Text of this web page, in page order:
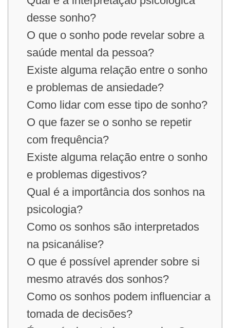
desse sonho?
O que o sonho pode revelar sobre a
saúde mental da pessoa?
Existe alguma relação entre o sonho
e problemas de ansiedade?
Como lidar com esse tipo de sonho?
O que fazer se o sonho se repetir
com frequência?
Existe alguma relação entre o sonho
e problemas digestivos?
Qual é a importância dos sonhos na
psicologia?
Como os sonhos são interpretados
na psicanálise?
O que é possível aprender sobre si
mesmo através dos sonhos?
Como os sonhos podem influenciar a
tomada de decisões?